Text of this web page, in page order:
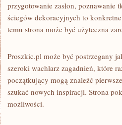
przygotowanie zasłon,
ściegów dekoracyjnych to
temu strona może być użyteczna
Proszkic.pl może być postrzegany
szeroki wachlarz zagadnień, które
początkujący mogą znaleźć
szukać nowych inspiracji. Strona
możliwości.